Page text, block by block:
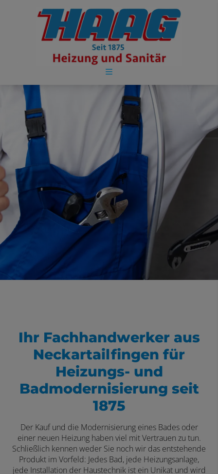
Ihr Fachhandwerker aus
Neckartailfingen für
Heizungs- und
Badmodernisierung seit
1875
Der Kauf und die Modernisierung eines Bades oder
einer neuen Heizung haben viel mit Vertrauen zu tun.
Schließlich kennen weder Sie noch wir das entstehende
Produkt im Vorfeld: Jedes Bad, jede Heizungsanlage,
jede Installation der Haustechnik ist ein Unikat und wird